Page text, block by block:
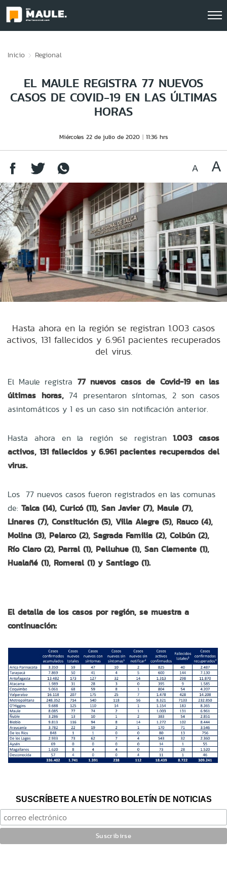
Inicio Regional
EL MAULE REGISTRA 77 NUEVOS
CASOS DE COVID-19 EN LAS ÚLTIMAS
HORAS
Miércoles 22 de julio de 2020 11:36 hrs
Hasta ahora en la región se registran 1.003 casos
activos, 131 fallecidos y 6.961 pacientes recuperados
del virus.
El Maule registra 77 nuevos casos de Covid-19 en las
últimas horas,74 presentaron síntomas, 2 son casos
asintomáticos y 1 es un caso sin notificación anterior.
Hasta ahora en la región se registran1.003 casos
activos, 131 fallecidos y 6.961 pacientes recuperados del
virus.
Los 77 nuevos casos fueron registrados en las comunas
de: Talca (14), Curicó (11), San Javier (7), Maule (7),
Linares (7), Constitución (5), Villa Alegre (5), Rauco (4),
Molina (3), Pelarco (2), Sagrada Familia (2), Colbún (2),
Río Claro (2), Parral (1), Pelluhue (1), San Clemente (1),
Hualañé (1), Romeral (1) y Santiago (1).
El detalla de los casos por región, se muestra a
continuación:
SUSCRÍBETE A NUESTRO BOLETÍN DE NOTICIAS